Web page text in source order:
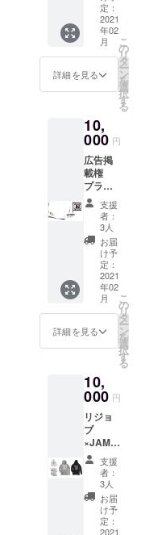
ことを
ご了承
の上、
支援を
お願い
いたし
JAMMI
Nより
・郵便
配達員
が持つ
バッグ
にも採
用され
丈夫な
厚手の
キャン
バス生
地を採
用。荷
物が増
えても
安心の
広めの
マチ
で、手
が塞
がって
いる時
でも使
いやす
いよ
う、持
肩掛け
が出来
る十分
な長さ
です。
デザイ
ンのサ
イズは
S、M、
サイズ
から選
す。 レ
ディー
スは、
ワンサ
イズで
す。 色
とサイ
ズを備
考欄に
記入し
てくだ
さい。
発送は
NPO法
人Re
ジョブ
大阪か
らいた
しま
お、在
庫の関
係で、
発送が
遅れる
ものも
ありま
す。あ
らかじ
めご了
承くだ
さい。
※支援
ウド
ファン
ディン
援を兼
ねたリ
ますの
で、一
般に販
売され
ている
価格よ
り高く
なりま
すこと
をご了
承の
上、支
援をお
願いい
たしま
籍内容
等につ
『言語
聴覚士
のお仕
事』
https://
www.a
mazon.
co.jp/dp
/B08JD
TRKZH/
『いう
こと聞
かへん
6月まで
円での
リター
ンにし
まし
た。
アカデ
ミーを1
年間参
加する
権利の
リター
ンで
zoomで
の勉強
会など
を予定
してい
ます。
また
WEBサ
イトが
出来る
までは
facebo
okペー
ジで連
絡など
を行う
予定で
年間
23,760
ころを
10,000
円で！
定：
2021
年02
月
詳細を見る
こ
の
リ
タ
ー
ン
を
選
択
す
る
10,
000 円
広告掲
載権
プラン
１ この
クラ
ファン
で製作
する
WEBサ
イト
に、バ
ナー広
告を1年
間掲載
する権
ナーが
ない場
合はこ
ちらで
デザイ
ン、製
作しま
すので
ご安心
くださ
い。 お
届け予
支援
者：
3人
お届
け予
定：
2021
年02
月
詳細を見る
こ
の
リ
タ
ー
ン
を
選
択
す
る
10,
000 円
リジョ
ブ
×JAMM
INの
パー
カー
JAMMI
NとRe
ジョブ
支援
者：
3人
お届
け予
定：
2021